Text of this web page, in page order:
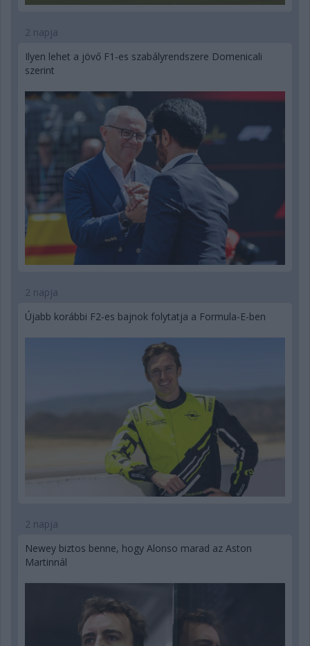
2 napja
Ilyen lehet a jövő F1-es szabályrendszere Domenicali
szerint
2 napja
Újabb korábbi F2-es bajnok folytatja a Formula-E-ben
2 napja
Newey biztos benne, hogy Alonso marad az Aston
Martinnál